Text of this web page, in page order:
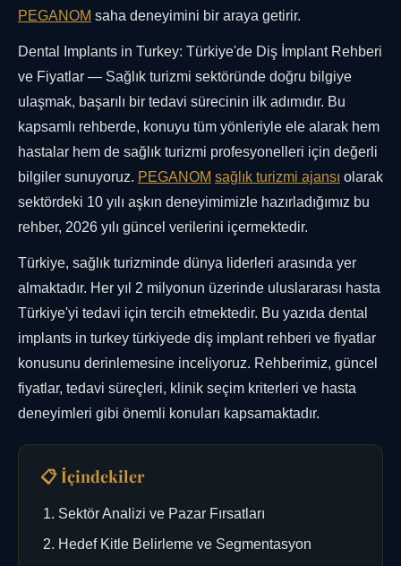
PEGANOM saha deneyimini bir araya getirir.
Dental Implants in Turkey: Türkiye'de Diş İmplant Rehberi
ve Fiyatlar — Sağlık turizmi sektöründe doğru bilgiye
ulaşmak, başarılı bir tedavi sürecinin ilk adımıdır. Bu
kapsamlı rehberde, konuyu tüm yönleriyle ele alarak hem
hastalar hem de sağlık turizmi profesyonelleri için değerli
bilgiler sunuyoruz. PEGANOM sağlık turizmi ajansı olarak
sektördeki 10 yılı aşkın deneyimimizle hazırladığımız bu
rehber, 2026 yılı güncel verilerini içermektedir.
Türkiye, sağlık turizminde dünya liderleri arasında yer
almaktadır. Her yıl 2 milyonun üzerinde uluslararası hasta
Türkiye'yi tedavi için tercih etmektedir. Bu yazıda dental
implants in turkey türkiyede diş implant rehberi ve fiyatlar
konusunu derinlemesine inceliyoruz. Rehberimiz, güncel
fiyatlar, tedavi süreçleri, klinik seçim kriterleri ve hasta
deneyimleri gibi önemli konuları kapsamaktadır.
📋 İçindekiler
Sektör Analizi ve Pazar Fırsatları
Hedef Kitle Belirleme ve Segmentasyon